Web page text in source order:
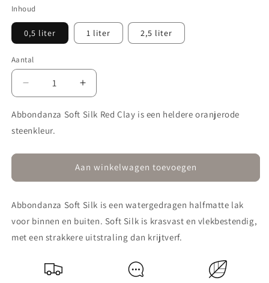
Inhoud
0,5 liter 1 liter 2,5 liter
Aantal
Aantal
verlagen
voor
Lak
Soft
Silk
Aantal
verhogen
voor
Silk
737
Abbondanza Soft Silk Red Clay is een heldere oranjerode
steenkleur.
Aan winkelwagen toevoegen
Abbondanza Soft Silk is een watergedragen halfmatte lak
voor binnen en buiten. Soft Silk is krasvast en vlekbestendig,
met een strakkere uitstraling dan krijtverf.